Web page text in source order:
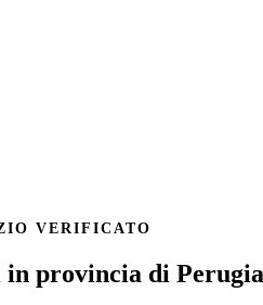
VERIFICATO
provincia di Perugia